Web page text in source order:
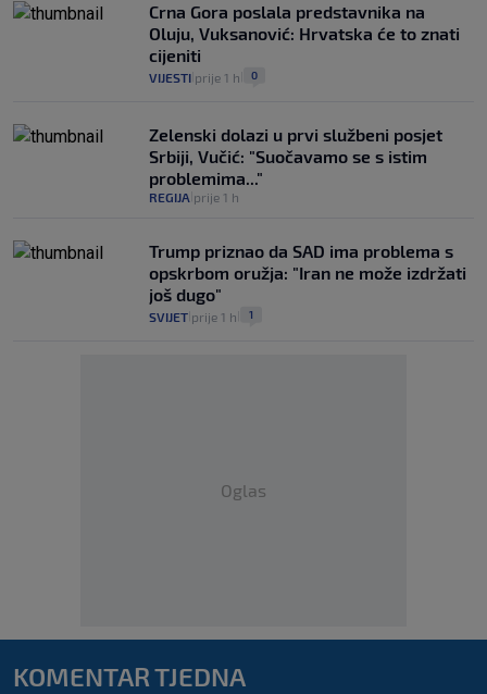
Crna Gora poslala predstavnika na
Oluju, Vuksanović: Hrvatska će to znati
cijeniti
VIJESTI prije 1 h 0
Zelenski dolazi u prvi službeni posjet
Srbiji, Vučić: "Suočavamo se s istim
problemima..."
REGIJA prije 1 h
Trump priznao da SAD ima problema s
opskrbom oružja: "Iran ne može izdržati
još dugo"
SVIJET prije 1 h 1
Oglas
KOMENTAR TJEDNA